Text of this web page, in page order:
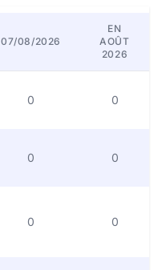
07/08/2026
EN
AOÛT
2026
0 0
0 0
0 0